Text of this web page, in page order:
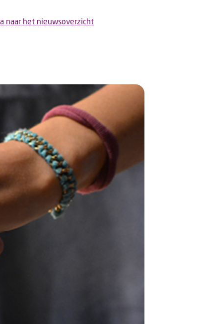
naar het nieuwsoverzicht